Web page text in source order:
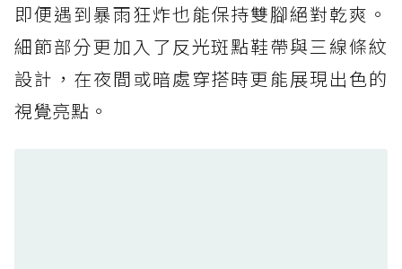
防水鞋推薦 7. Timberland Motion Access：
黃靴同級頂級防水，輕量化工裝健走鞋雨天必備
防水鞋推薦 7. Timberland Motion Access：
黃靴同級頂級防水，輕量化工裝健走鞋雨天必備
即便遇到暴雨狂炸也能保持雙腳絕對乾爽。
細節部分更加入了反光斑點鞋帶與三線條紋
設計，在夜間或暗處穿搭時更能展現出色的
視覺亮點。